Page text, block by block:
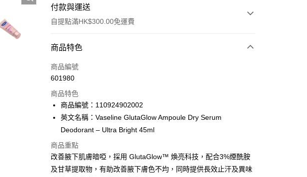
付款與運送
自提點滿HK$300.00免運費
付款方式
信用卡
AlipayHK
PayMe
BoC Pay
商品特色
商品編號
601980
商品特色
商品編號：110924902002
英文名稱：Vaseline GlutaGlow Ampoule Dry Serum
Deodorant – Ultra Bright 45ml
商品重點
改善腋下肌膚暗啞，採用 GlutaGlow™ 煥亮科技，配合3%煙酰胺
及甘草提取物，有助改善腋下膚色不均，同時提供長效止汗及異味